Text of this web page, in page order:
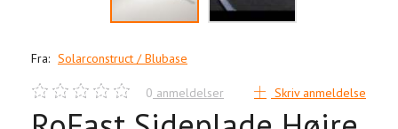
Fra: Solarconstruct / Blubase
0 anmeldelser Skriv anmeldelse